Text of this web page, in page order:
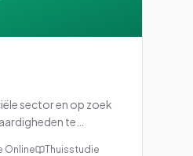
sector en op zoek
te
Online Thuisstudie